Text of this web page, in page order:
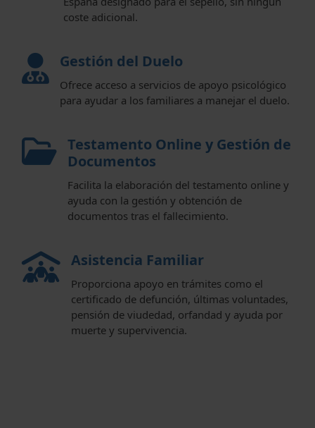
coste adicional.
Gestión del Duelo
Ofrece acceso a servicios de apoyo psicológico
para ayudar a los familiares a manejar el duelo.
Testamento Online y Gestión de
Documentos
Facilita la elaboración del testamento online y
ayuda con la gestión y obtención de
documentos tras el fallecimiento.
Asistencia Familiar
Proporciona apoyo en trámites como el
certificado de defunción, últimas voluntades,
pensión de viudedad, orfandad y ayuda por
muerte y supervivencia.